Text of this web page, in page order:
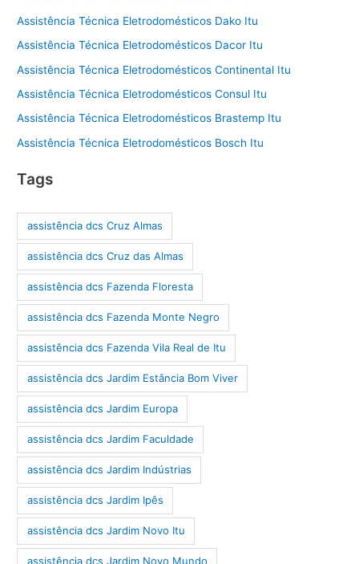
Assistência Técnica Eletrodomésticos Dako Itu
Assistência Técnica Eletrodomésticos Dacor Itu
Assistência Técnica Eletrodomésticos Continental Itu
Assistência Técnica Eletrodomésticos Consul Itu
Assistência Técnica Eletrodomésticos Brastemp Itu
Assistência Técnica Eletrodomésticos Bosch Itu
Tags
assistência dcs Cruz Almas
assistência dcs Cruz das Almas
assistência dcs Fazenda Floresta
assistência dcs Fazenda Monte Negro
assistência dcs Fazenda Vila Real de Itu
assistência dcs Jardim Estância Bom Viver
assistência dcs Jardim Europa
assistência dcs Jardim Faculdade
assistência dcs Jardim Indústrias
assistência dcs Jardim Ipês
assistência dcs Jardim Novo Itu
assistência dcs Jardim Novo Mundo